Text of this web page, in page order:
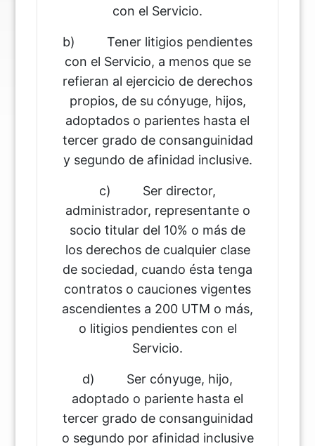
con el Servicio.
b) Tener litigios pendientes
con el Servicio, a menos que se
refieran al ejercicio de derechos
propios, de su cónyuge, hijos,
adoptados o parientes hasta el
tercer grado de consanguinidad
y segundo de afinidad inclusive.
c) Ser director,
administrador, representante o
socio titular del 10% o más de
los derechos de cualquier clase
de sociedad, cuando ésta tenga
contratos o cauciones vigentes
ascendientes a 200 UTM o más,
o litigios pendientes con el
Servicio.
d) Ser cónyuge, hijo,
adoptado o pariente hasta el
tercer grado de consanguinidad
o segundo por afinidad inclusive